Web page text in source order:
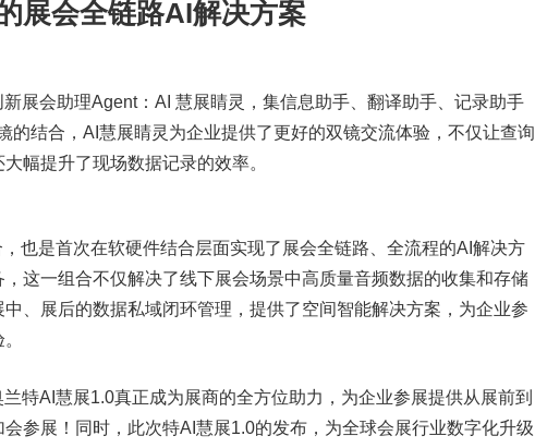
会全链路AI解决方案
展会助理Agent：AI 慧展睛灵，集信息助手、翻译助手、记录助手
的结合，AI慧展睛灵为企业提供了更好的双镜交流体验，不仅让查询
幅提升了现场数据记录的效率。
也是首次在软硬件结合层面实现了展会全链路、全流程的AI解决方
这一组合不仅解决了线下展会场景中高质量音频数据的收集和存储
、展后的数据私域闭环管理，提供了空间智能解决方案，为企业参
特AI慧展1.0真正成为展商的全方位助力，为企业参展提供从展前到
参展！同时，此次特AI慧展1.0的发布，为全球会展行业数字化升级